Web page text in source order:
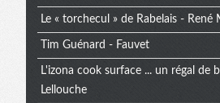
Le « torchecul » de Rabelais - René
Tim Guénard - Fauvet
L'izona cook surface ... un régal de
Lellouche